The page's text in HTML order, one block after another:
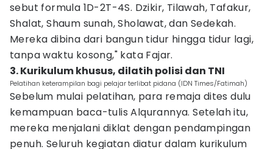
sebut formula 1D-2T-4S. Dzikir, Tilawah, Tafakur,
Shalat, Shaum sunah, Sholawat, dan Sedekah.
Mereka dibina dari bangun tidur hingga tidur lagi,
tanpa waktu kosong," kata Fajar.
3. Kurikulum khusus, dilatih polisi dan TNI
Pelatihan keterampilan bagi pelajar terlibat pidana (IDN Times/Fatimah)
Sebelum mulai pelatihan, para remaja dites dulu
kemampuan baca-tulis Alqurannya. Setelah itu,
mereka menjalani diklat dengan pendampingan
penuh. Seluruh kegiatan diatur dalam kurikulum